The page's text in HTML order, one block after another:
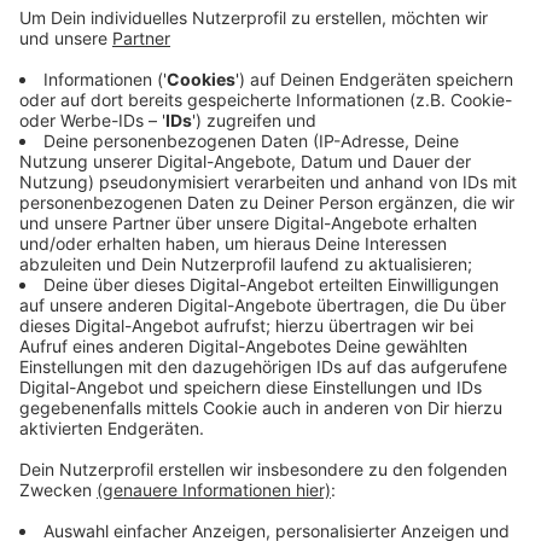
Straße mit einem Messer angegriffen.
Die 57-Jährige wird im Krankenhaus behandelt.
Die Polizei hat den 28-Jährigen nach der Tat
festgenommen.
Eine Mordkommission klärt den Hintergrund und
ermittelt zum Tatmotiv.
Anzeige
Anzeige